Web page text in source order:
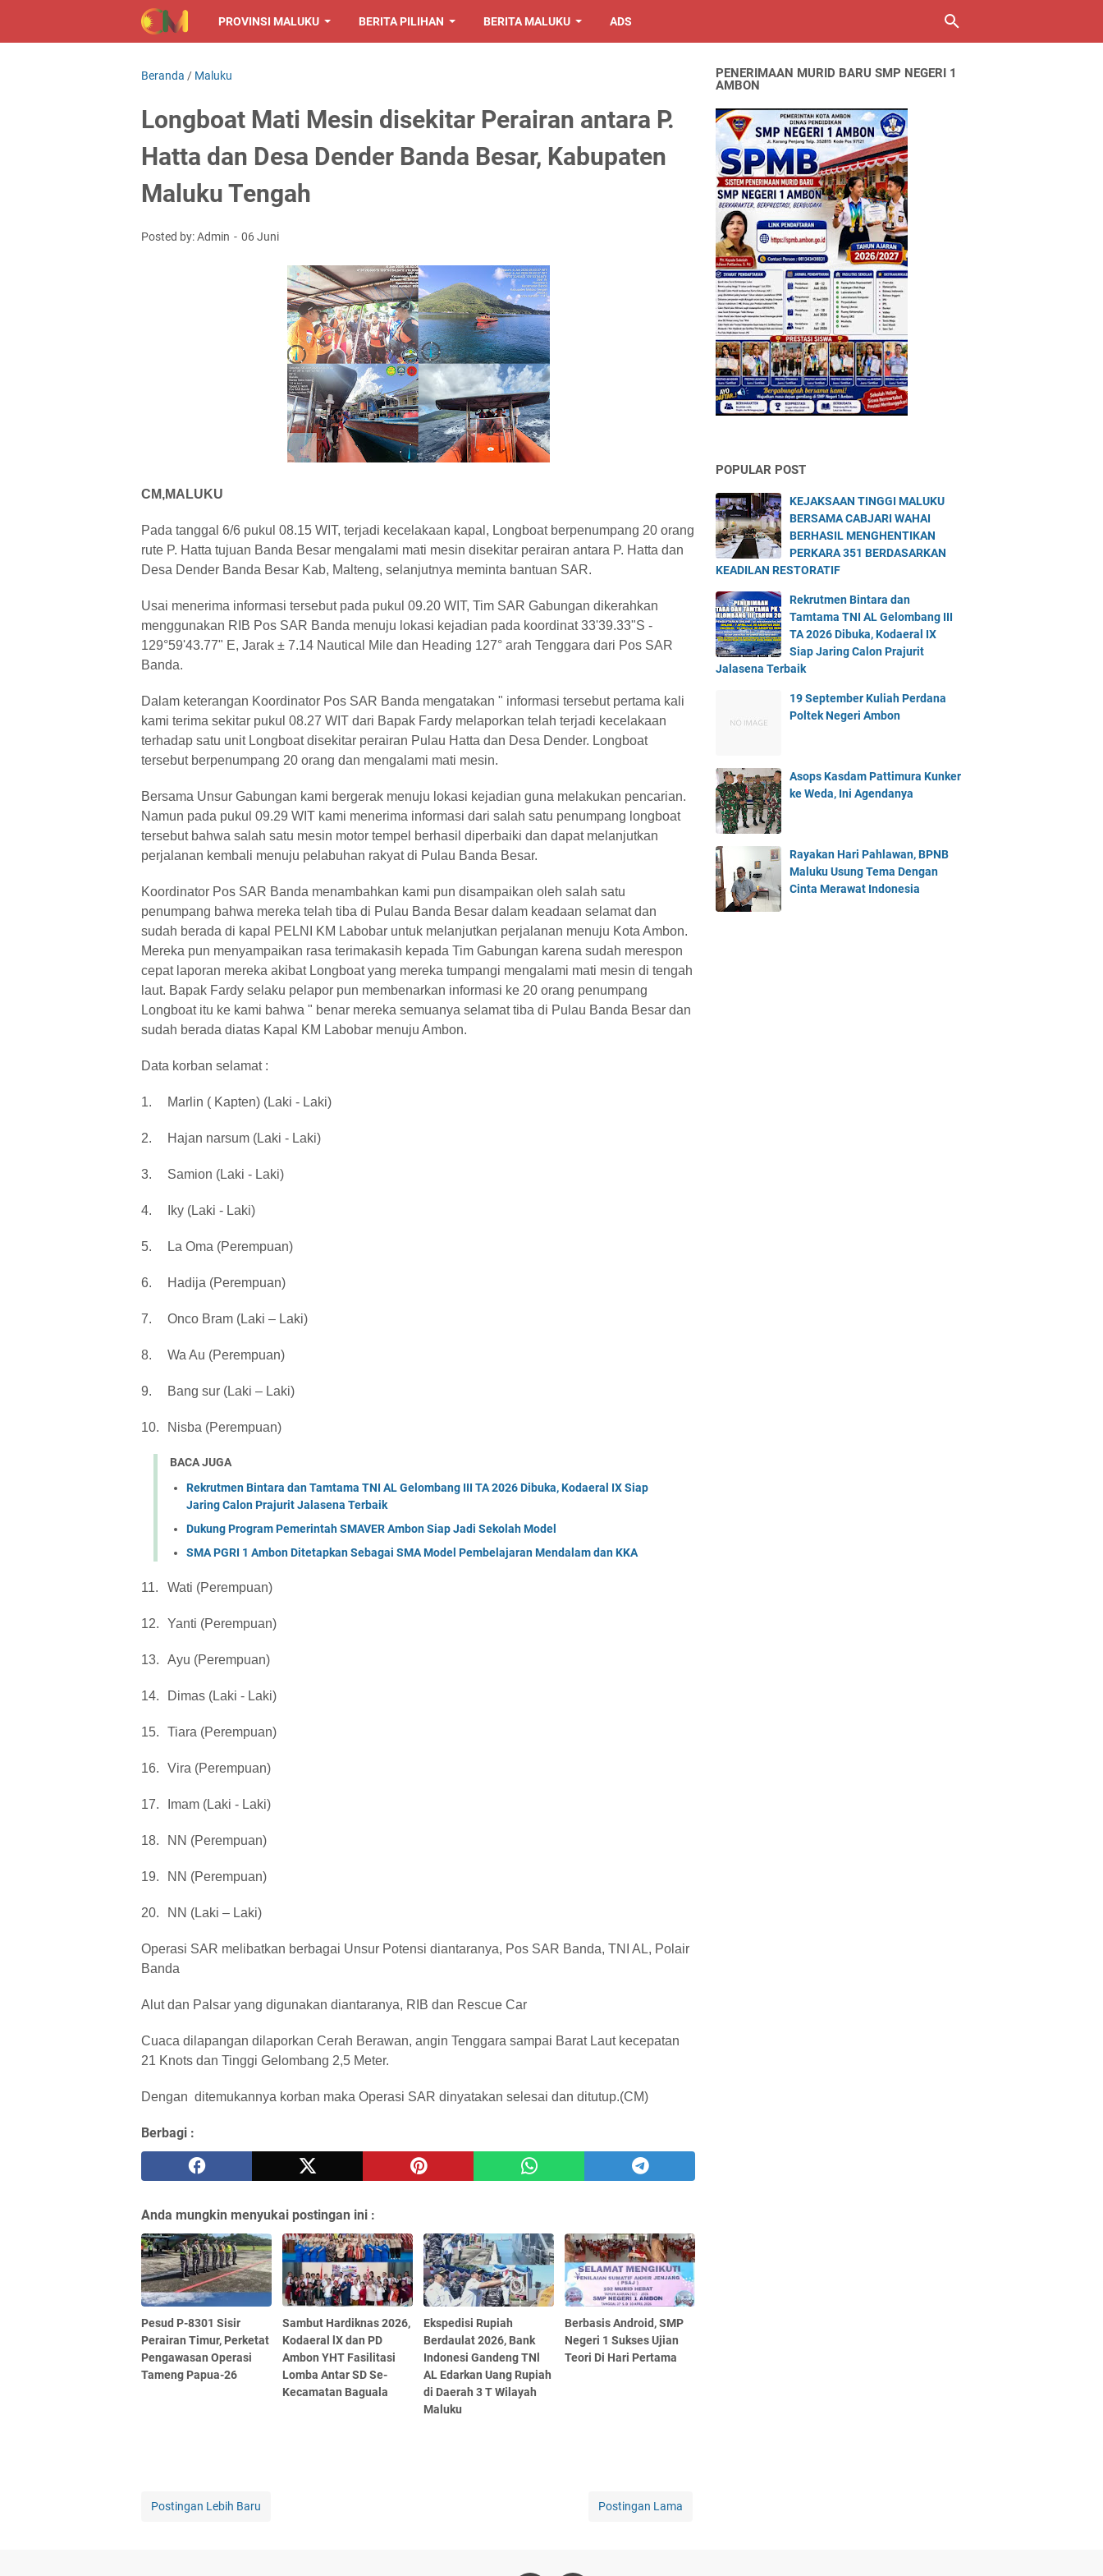
PROVINSI MALUKU BERITA PILIHAN BERITA MALUKU ADS
Beranda / Maluku
Longboat Mati Mesin disekitar Perairan antara P.
Hatta dan Desa Dender Banda Besar, Kabupaten
Maluku Tengah
Posted by: Admin 06 Juni
CM,MALUKU
Pada tanggal 6/6 pukul 08.15 WIT, terjadi kecelakaan kapal, Longboat berpenumpang 20 orang
rute P. Hatta tujuan Banda Besar mengalami mati mesin disekitar perairan antara P. Hatta dan
Desa Dender Banda Besar Kab, Malteng, selanjutnya meminta bantuan SAR.
Usai menerima informasi tersebut pada pukul 09.20 WIT, Tim SAR Gabungan dikerahkan
menggunakan RIB Pos SAR Banda menuju lokasi kejadian pada koordinat 33'39.33"S -
129°59'43.77" E, Jarak ± 7.14 Nautical Mile dan Heading 127° arah Tenggara dari Pos SAR
Banda.
Dalam keterangan Koordinator Pos SAR Banda mengatakan " informasi tersebut pertama kali
kami terima sekitar pukul 08.27 WIT dari Bapak Fardy melaporkan telah terjadi kecelakaan
terhadap satu unit Longboat disekitar perairan Pulau Hatta dan Desa Dender. Longboat
tersebut berpenumpang 20 orang dan mengalami mati mesin.
Bersama Unsur Gabungan kami bergerak menuju lokasi kejadian guna melakukan pencarian.
Namun pada pukul 09.29 WIT kami menerima informasi dari salah satu penumpang longboat
tersebut bahwa salah satu mesin motor tempel berhasil diperbaiki dan dapat melanjutkan
perjalanan kembali menuju pelabuhan rakyat di Pulau Banda Besar.
Koordinator Pos SAR Banda menambahkan kami pun disampaikan oleh salah satu
penumpang bahwa mereka telah tiba di Pulau Banda Besar dalam keadaan selamat dan
sudah berada di kapal PELNI KM Labobar untuk melanjutkan perjalanan menuju Kota Ambon.
Mereka pun menyampaikan rasa terimakasih kepada Tim Gabungan karena sudah merespon
cepat laporan mereka akibat Longboat yang mereka tumpangi mengalami mati mesin di tengah
laut. Bapak Fardy selaku pelapor pun membenarkan informasi ke 20 orang penumpang
Longboat itu ke kami bahwa " benar mereka semuanya selamat tiba di Pulau Banda Besar dan
sudah berada diatas Kapal KM Labobar menuju Ambon.
Data korban selamat :
1. Marlin ( Kapten) (Laki - Laki)
2. Hajan narsum (Laki - Laki)
3. Samion (Laki - Laki)
4. Iky (Laki - Laki)
5. La Oma (Perempuan)
6. Hadija (Perempuan)
7. Onco Bram (Laki – Laki)
8. Wa Au (Perempuan)
9. Bang sur (Laki – Laki)
10. Nisba (Perempuan)
BACA JUGA
Rekrutmen Bintara dan Tamtama TNI AL Gelombang III TA 2026 Dibuka, Kodaeral IX Siap
Jaring Calon Prajurit Jalasena Terbaik
Dukung Program Pemerintah SMAVER Ambon Siap Jadi Sekolah Model
SMA PGRI 1 Ambon Ditetapkan Sebagai SMA Model Pembelajaran Mendalam dan KKA
11. Wati (Perempuan)
12. Yanti (Perempuan)
13. Ayu (Perempuan)
14. Dimas (Laki - Laki)
15. Tiara (Perempuan)
16. Vira (Perempuan)
17. Imam (Laki - Laki)
18. NN (Perempuan)
19. NN (Perempuan)
20. NN (Laki – Laki)
Operasi SAR melibatkan berbagai Unsur Potensi diantaranya, Pos SAR Banda, TNI AL, Polair
Banda
Alut dan Palsar yang digunakan diantaranya, RIB dan Rescue Car
Cuaca dilapangan dilaporkan Cerah Berawan, angin Tenggara sampai Barat Laut kecepatan
21 Knots dan Tinggi Gelombang 2,5 Meter.
Dengan ditemukannya korban maka Operasi SAR dinyatakan selesai dan ditutup.(CM)
Berbagi :
Anda mungkin menyukai postingan ini :
Pesud P-8301 Sisir
Perairan Timur, Perketat
Pengawasan Operasi
Tameng Papua-26
Sambut Hardiknas 2026,
Kodaeral lX dan PD
Ambon YHT Fasilitasi
Lomba Antar SD Se-
Kecamatan Baguala
Ekspedisi Rupiah
Berdaulat 2026, Bank
Indonesi Gandeng TNl
AL Edarkan Uang Rupiah
di Daerah 3 T Wilayah
Maluku
Berbasis Android, SMP
Negeri 1 Sukses Ujian
Teori Di Hari Pertama
Postingan Lebih Baru Postingan Lama
PENERIMAAN MURID BARU SMP NEGERI 1
AMBON
POPULAR POST
KEJAKSAAN TINGGI MALUKU
BERSAMA CABJARI WAHAI
BERHASIL MENGHENTIKAN
PERKARA 351 BERDASARKAN
KEADILAN RESTORATIF
Rekrutmen Bintara dan
Tamtama TNI AL Gelombang III
TA 2026 Dibuka, Kodaeral IX
Siap Jaring Calon Prajurit
Jalasena Terbaik
19 September Kuliah Perdana
Poltek Negeri Ambon
Asops Kasdam Pattimura Kunker
ke Weda, Ini Agendanya
Rayakan Hari Pahlawan, BPNB
Maluku Usung Tema Dengan
Cinta Merawat Indonesia